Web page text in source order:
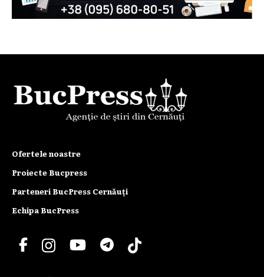
Ofertele noastre
Proiecte Bucpress
Parteneri BucPress Cernăuți
Echipa BucPress